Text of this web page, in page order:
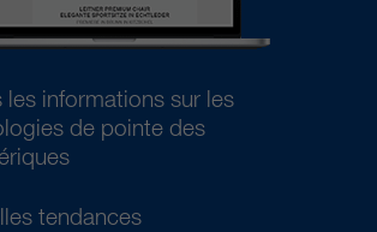
les informations sur les
de pointe des
tendances